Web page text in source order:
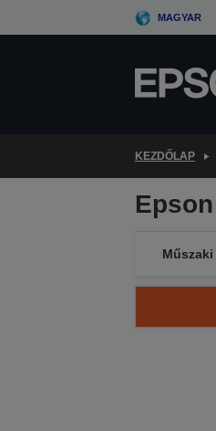
to
MAGYAR
KEZDŐLAP